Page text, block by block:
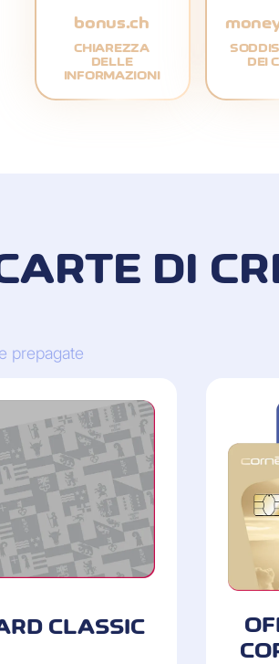
bonus.ch
CHIAREZZA
DELLE
INFORMAZIONI
DEI
DI
prepagate
CLASSIC